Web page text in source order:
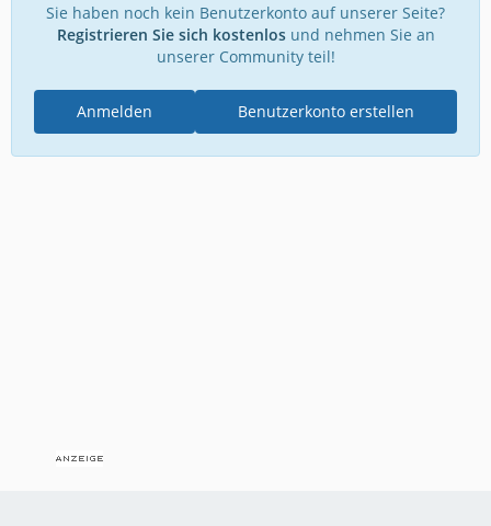
Sie haben noch kein Benutzerkonto auf unserer Seite?
Registrieren Sie sich kostenlosund nehmen Sie an
unserer Community teil!
Benutzerkonto erstellen
Anmelden